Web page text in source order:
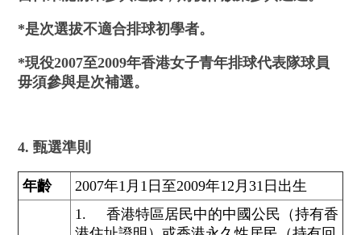
*是次選拔不適合排球初學者。
*現役2007至2009年香港女子青年排球代表隊球員
毋須參與是次補選。
4. 甄選準則
年齡 2007年1月1日至2009年12月31日出生
1. 香港特區居民中的中國公民（持有香